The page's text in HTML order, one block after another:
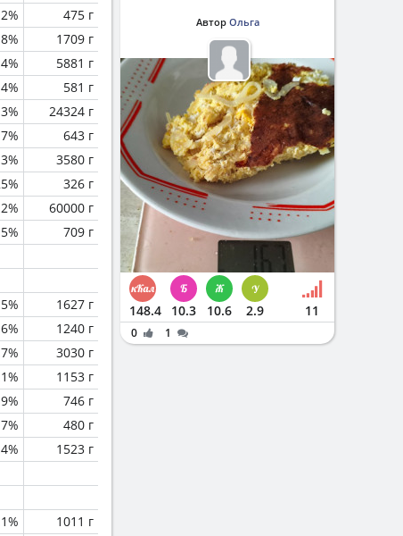
475 г
1709 г
5881 г
581 г
24324 г
643 г
3580 г
326 г
60000 г
709 г
5%
1627 г
1240 г
3030 г
1153 г
746 г
480 г
1523 г
1011 г
Автор Ольга
148.4 10.3 10.6 2.9 11
0 1